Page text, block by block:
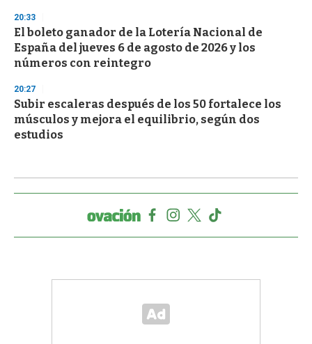
20:33
El boleto ganador de la Lotería Nacional de
España del jueves 6 de agosto de 2026 y los
números con reintegro
20:27
Subir escaleras después de los 50 fortalece los
músculos y mejora el equilibrio, según dos
estudios